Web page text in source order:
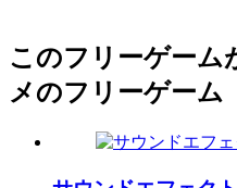
このフリーゲーム
メのフリーゲーム